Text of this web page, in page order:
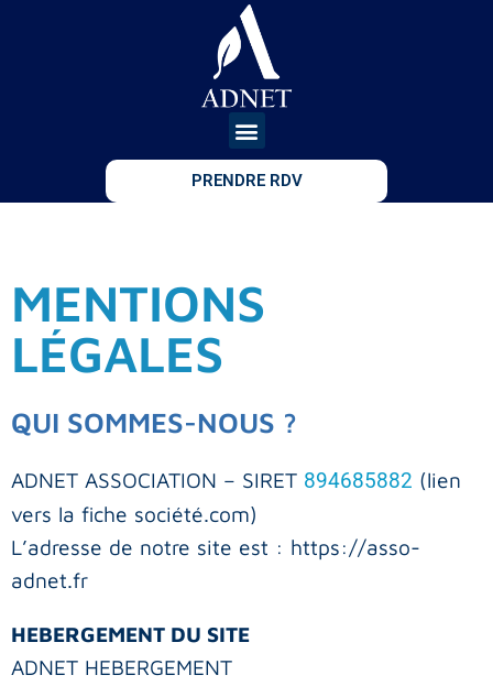
PRENDRE RDV
MENTIONS
LÉGALES
QUI SOMMES-NOUS ?
ADNET ASSOCIATION – SIRET 894685882 (lien
vers la fiche société.com)
L’adresse de notre site est : https://asso-
adnet.fr
HEBERGEMENT DU SITE
ADNET HEBERGEMENT